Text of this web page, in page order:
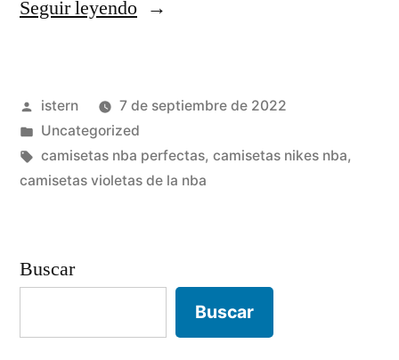
Seguir leyendo«camisetas
baratas
baratas»
Publicado
por
istern
7 de septiembre de 2022
Publicado
en
Uncategorized
Etiquetas:
camisetas nba perfectas, camisetas nikes nba,
camisetas violetas de la nba
Buscar
Buscar